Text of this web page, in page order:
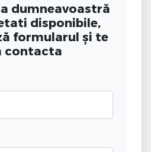
dumneavoastră
disponibile,
formularul și te
contacta